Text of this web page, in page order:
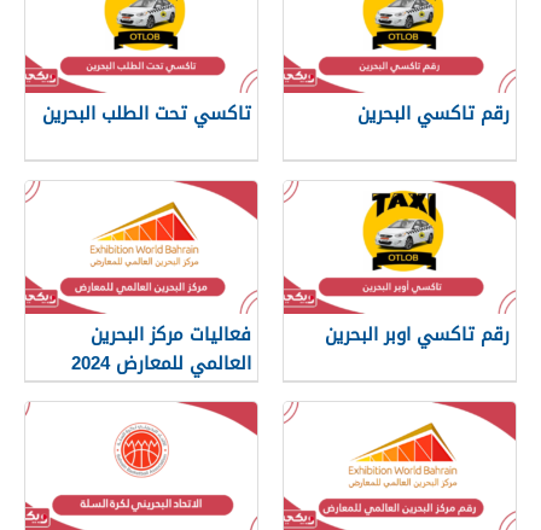
رقم تاكسي البحرين تاكسي تحت الطلب البحرين
رقم تاكسي اوبر البحرين
فعاليات مركز البحرين
العالمي للمعارض 2024